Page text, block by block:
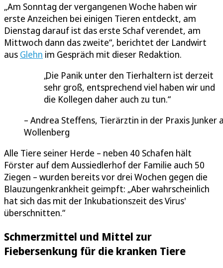
„Am Sonntag der vergangenen Woche haben wir
erste Anzeichen bei einigen Tieren entdeckt, am
Dienstag darauf ist das erste Schaf verendet, am
Mittwoch dann das zweite“, berichtet der Landwirt
aus Glehn im Gespräch mit dieser Redaktion.
Die Panik unter den Tierhaltern ist derzeit
sehr groß, entsprechend viel haben wir und
die Kollegen daher auch zu tun.
Andrea Steffens, Tierärztin in der Praxis Junker
Wollenberg
Alle Tiere seiner Herde – neben 40 Schafen hält
Förster auf dem Aussiedlerhof der Familie auch 50
Ziegen – wurden bereits vor drei Wochen gegen die
Blauzungenkrankheit geimpft: „Aber wahrscheinlich
hat sich das mit der Inkubationszeit des Virus'
überschnitten.“
Schmerzmittel und Mittel zur
Fiebersenkung für die kranken Tiere